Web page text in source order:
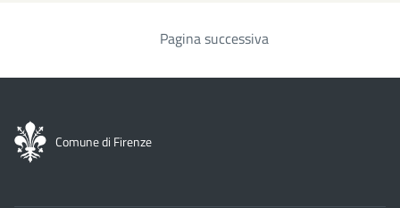
Pagina successiva
Comune di Firenze